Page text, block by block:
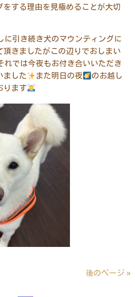
をする理由を見極めることが大切
に引き続き犬のマウンティングに
頂きましたがこの辺りでおしまい
れでは今夜もお付き合いいただき
ました
また明日の夜
のお越し
ります
後のページ »